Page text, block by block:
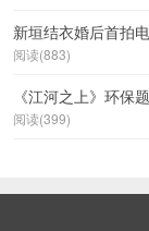
新垣结衣婚后首拍
阅读(883)
《江河之上》环保
阅读(399)